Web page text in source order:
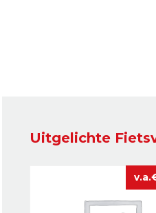
Uitgelichte